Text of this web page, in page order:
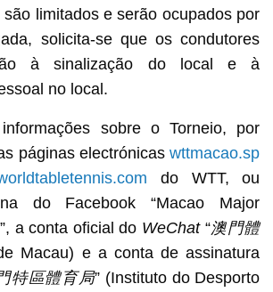
limitados e serão ocupados por
solicita-se que os condutores
à sinalização do local e à
no local.
sobre o Torneio, por
páginas electrónicaswttmacao.sp
do WTT, ou
do Facebook “Macao Major
a conta oficial do WeChat“澳門體
Macau) e a conta de assinatura
特區體育局” (Instituto do Desporto